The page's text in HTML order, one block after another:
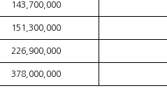
143,700,000
151,300,000
226,900,000
378,000,000